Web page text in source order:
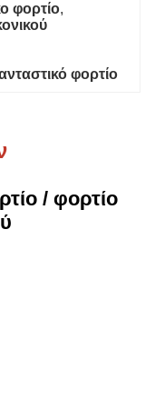
φορτίο,
φορτίο
/ φορτίο